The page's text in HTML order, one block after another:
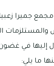
مجمع جميرا
والمستلزمات
ما يلي: